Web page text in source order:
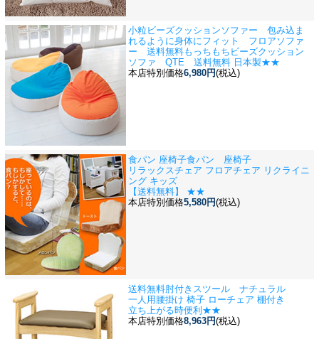
小粒ビーズクッションソファー 包み込ま
れるように身体にフィット フロアソファ
ー 送料無料もっちもちビーズクッション
ソファ QTE 送料無料 日本製★★
本店特別価格6,980円(税込)
食パン 座椅子食パン 座椅子
リラックスチェア フロアチェア リクライニ
ング キッズ
【送料無料】 ★★
本店特別価格5,580円(税込)
送料無料肘付きスツール ナチュラル
一人用腰掛け 椅子 ローチェア 棚付き
立ち上がる時便利★★
本店特別価格8,963円(税込)